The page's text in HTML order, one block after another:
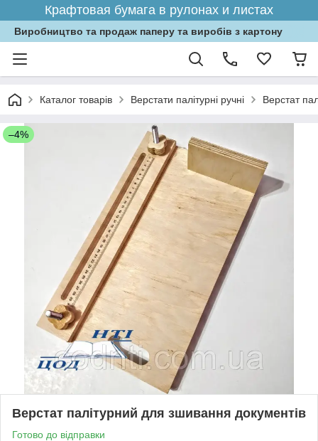
Крафтовая бумага в рулонах и листах
Виробництво та продаж паперу та виробів з картону
Каталог товарів Верстати палітурні ручні Верстат
–4%
Верстат палітурний для зшивання документів
Готово до відправки